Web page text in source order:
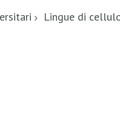
Lingue di